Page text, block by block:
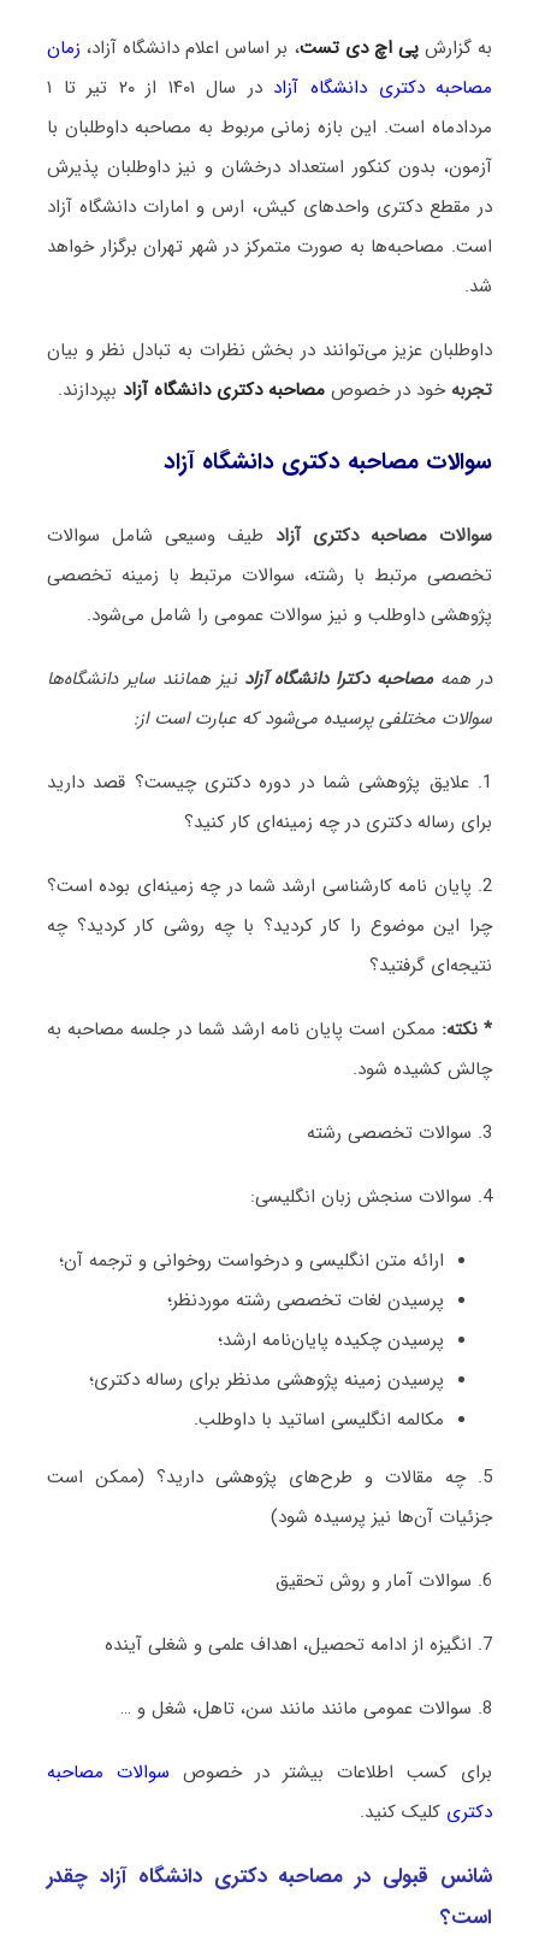
به گزارشپی اچ دی تست، بر اساس اعلام دانشگاه آزاد، زمان
مصاحبه دکتری دانشگاه آزاد
در سال ۱۴۰۱ از ۲۰ تیر تا ۱
مردادماه است. این بازه زمانی مربوط به مصاحبه داوطلبان با
آزمون، بدون کنکور استعداد درخشان و نیز داوطلبان پذیرش
در مقطع دکتری واحدهای کیش، ارس و امارات دانشگاه آزاد
است. مصاحبه‌ها به صورت متمرکز در شهر تهران برگزار خواهد
شد.
داوطلبان عزیز می‌توانند در بخش نظرات به تبادل نظر و بیان
تجربه خود در خصوص مصاحبه دکتری دانشگاه آزاد بپردازند.
سوالات مصاحبه دکتری دانشگاه آزاد
سوالات مصاحبه دکتری آزاد طیف وسیعی شامل سوالات
تخصصی مرتبط با رشته، سوالات مرتبط با زمینه تخصصی
پژوهشی داوطلب و نیز سوالات عمومی را شامل می‌شود.
در همهمصاحبه دکترا دانشگاه آزاد نیز همانند سایر دانشگاه‌ها
سوالات مختلفی پرسیده می‌شود که عبارت است از:
1. علایق پژوهشی شما در دوره دکتری چیست؟ قصد دارید
برای رساله دکتری در چه زمینه‌ای کار کنید؟
2. پایان‌ نامه کارشناسی ارشد شما در چه زمینه‌ای بوده است؟
چرا این موضوع را کار کردید؟ با چه روشی کار کردید؟ چه
نتیجه‌ای گرفتید؟
* نکته: ممکن است پایان نامه ارشد شما در جلسه مصاحبه به
چالش کشیده شود.
3. سوالات تخصصی رشته
4. سوالات سنجش زبان انگلیسی:
ارائه متن انگلیسی و درخواست روخوانی و ترجمه آن؛
پرسیدن لغات تخصصی رشته موردنظر؛
پرسیدن چکیده پایان‌نامه ارشد؛
پرسیدن زمینه پژوهشی مدنظر برای رساله دکتری؛
مکالمه انگلیسی اساتید با داوطلب.
5. چه مقالات و طرح‌های پژوهشی دارید؟ (ممکن است
جزئیات آن‌ها نیز پرسیده شود)
6. سوالات آمار و روش تحقیق
7. انگیزه از ادامه تحصیل، اهداف علمی و شغلی آینده
8. سوالات عمومی مانند مانند سن، تاهل، شغل و …
برای کسب اطلاعات بیشتر در خصوص سوالات مصاحبه
دکتری کلیک کنید.
شانس قبولی در مصاحبه دکتری دانشگاه آزاد چقدر
است؟